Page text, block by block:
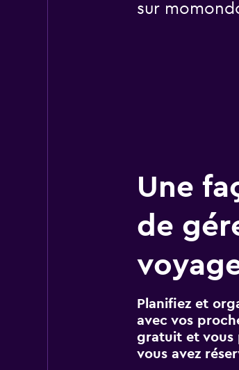
sur
Une
de
Planifiez et
avec vos
gratuit et vous
vous avez